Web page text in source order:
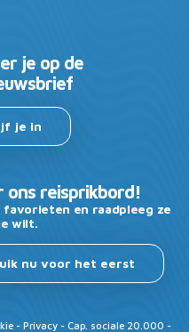
je op de
je in
ons reisprikbord!
favorieten en raadpleeg ze
wilt.
nu voor het eerst
- Privacy - Cap. sociale 20.000 -